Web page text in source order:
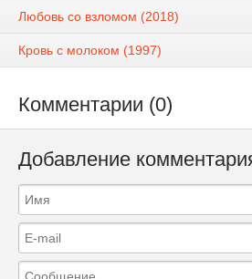
Любовь со взломом (2018)
Кровь с молоком (1997)
Комментарии (0)
Добавление